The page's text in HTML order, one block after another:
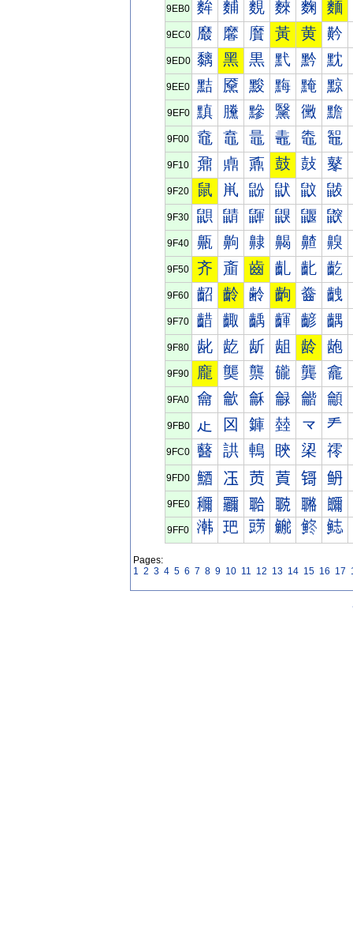
9EB0 麰 麱 麲 麳 麴 麵
9EC0 黀 黁 黂 黃 黄 黅
9ED0 黐 黑 黒 黓 黔 黕
9EE0 黠 黡 黢 黣 黤 黥
9EF0 黰 黱 黲 黳 黴 黵
9F00 鼀 鼁 鼂 鼃 鼄 鼅
9F10 鼐 鼑 鼒 鼓 鼔 鼕
9F20 鼠 鼡 鼢 鼣 鼤 鼥
9F30 鼰 鼱 鼲 鼳 鼴 鼵
9F40 齀 齁 齂 齃 齄 齅
9F50 齐 齑 齒 齓 齔 齕
9F60 齠 齡 齢 齣 齤 齥
9F70 齰 齱 齲 齳 齴 齵
9F80 龀 龁 龂 龃 龄 龅
9F90 龐 龑 龒 龓 龔 龕
9FA0 龠 龡 龢 龣 龤 龥
9FB0 龰 龱 龲 龳 龴 龵
9FC0 鿀 鿁 鿂 鿃 鿄 鿅
9FD0 鿐 鿑 鿒 鿓 鿔 鿕
9FE0 鿠 鿡 鿢 鿣 鿤 鿥
9FF0 鿰 鿱 鿲 鿳 鿴 鿵
Pages:
1 2 3 4 5 6 7 8 9 10 11 12 13 14 15 16 17